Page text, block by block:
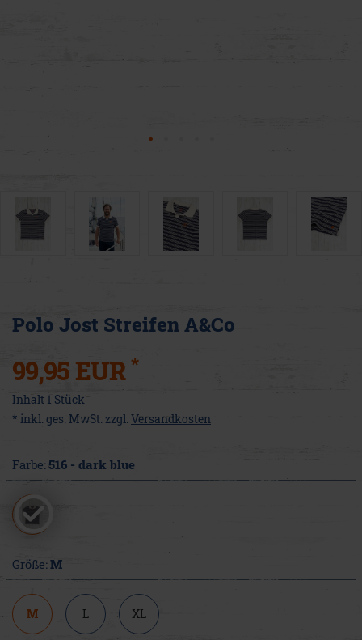
Polo Jost Streifen A&Co
99,95 EUR *
Inhalt 1 Stück
* inkl. ges. MwSt. zzgl. Versandkosten
Farbe:516 - dark blue
Größe:M
M L XL